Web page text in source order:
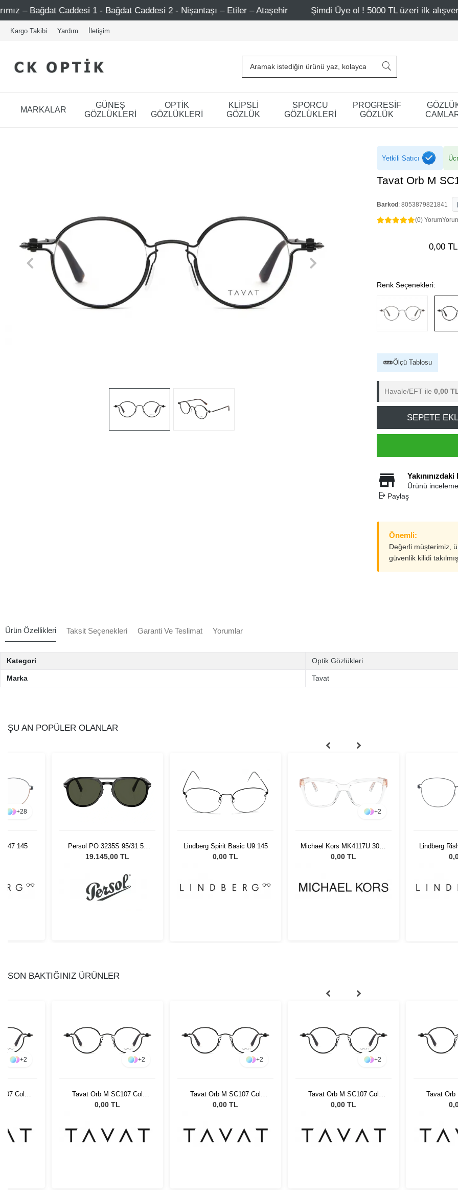
Caddesi 1 - Bağdat Caddesi 2 - Nişantaşı – Etiler – Ataşehir Şimdi Üye ol ! 5000 TL üzeri ilk alışverişinde 500
Kargo Takibi Yardım İletişim
MARKALAR
GÜNEŞ
GÖZLÜKLERİ
OPTİK
GÖZLÜKLERİ
KLİPSLİ
GÖZLÜK
SPORCU
GÖZLÜKLERİ
PROGRESİF
GÖZLÜK
Yetkili Satıcı
Tavat Orb M
Barkod : 8053879821841
(0) Yorum
0,00 TL
Renk Seçenekleri:
Ölçü Tablosu
Havale/EFT ile 0,00
SEPETE
Ürünü
Paylaş
Önemli:
Değerli müşterimiz,
güvenlik kilidi
Ürün Özellikleri Taksit Seçenekleri Garanti Ve Teslimat Yorumlar
Kategori Optik Gözlükleri
Marka Tavat
ŞU AN POPÜLER OLANLAR
+28
47 145
Persol PO 3235S 95/31 55
Unisex Güneş Gözlüğü
19.145,00 TL
Lindberg Spirit Basic U9 145
0,00 TL
+2
Michael Kors MK4117U 3015
54
0,00 TL
Lindberg
SON BAKTIĞINIZ ÜRÜNLER
+2
Col
+2
Tavat Orb M SC107 Col
BCH
0,00 TL
+2
Tavat Orb M SC107 Col
BCH
0,00 TL
+2
Tavat Orb M SC107 Col
BCH
0,00 TL
Tavat Orb